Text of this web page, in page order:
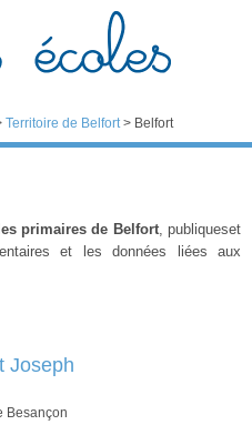
Territoire de Belfort> Belfort
primaires de Belfort, publiqueset
et les données liées aux
Joseph
Besançon